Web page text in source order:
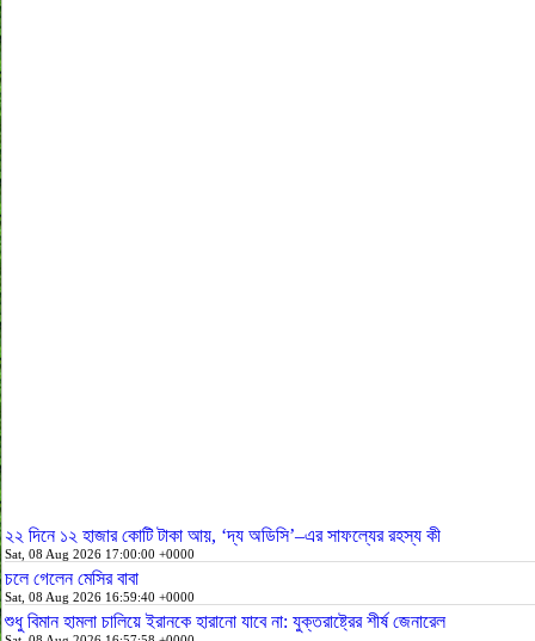
২২ দিনে ১২ হাজার কোটি টাকা আয়, ‘দ্য অডিসি’–এর সাফল্যের রহস্য কী
Sat, 08 Aug 2026 17:00:00 +0000
চলে গেলেন মেসির বাবা
Sat, 08 Aug 2026 16:59:40 +0000
শুধু বিমান হামলা চালিয়ে ইরানকে হারানো যাবে না: যুক্তরাষ্ট্রের শীর্ষ জেনারেল